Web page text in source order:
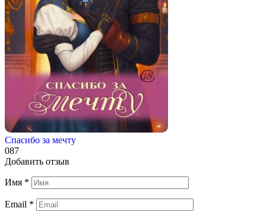
Спасибо за мечту
087
Добавить отзыв
Имя *
Email *